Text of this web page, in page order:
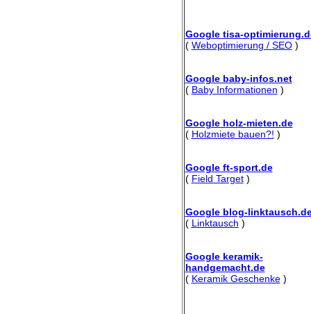
Google tisa-
( Weboptimierung / SEO)
Google baby-infos.net
( Baby Informationen )
Google holz-mieten.de
( Holzmiete bauen?! )
Google ft-sport.de
( Field Target)
Google blog-
( Linktausch )
Google keramik-
handgemacht.de
( Keramik Geschenke)